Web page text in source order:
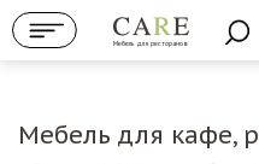
Мебель для ресторанов
Мебель для кафе,